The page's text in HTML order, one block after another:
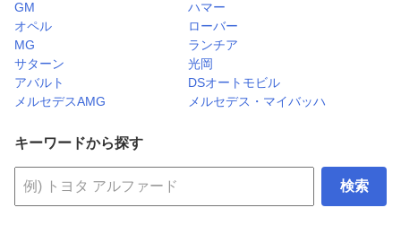
GM
ハマー
オペル
ローバー
MG
ランチア
サターン
光岡
アバルト
DSオートモビル
メルセデスAMG
メルセデス・マイバッハ
キーワードから探す
検索